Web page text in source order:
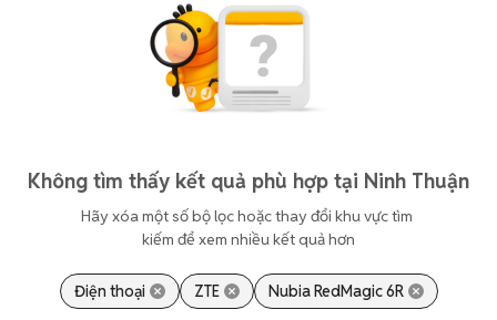
Không tìm thấy kết quả phù hợp tại Ninh Thuận
Hãy xóa một số bộ lọc hoặc thay đổi khu vực tìm
kiếm để xem nhiều kết quả hơn
Điện thoại ZTE Nubia RedMagic 6R